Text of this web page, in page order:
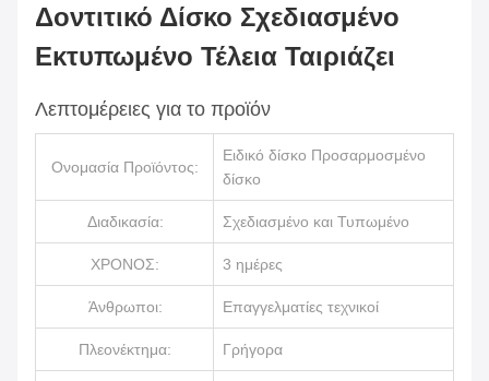
Δοντιτικό Δίσκο Σχεδιασμένο
Εκτυπωμένο Τέλεια Ταιριάζει
Λεπτομέρειες για το προϊόν
Ονομασία Προϊόντος:
Ειδικό δίσκο Προσαρμοσμένο
δίσκο
Διαδικασία: Σχεδιασμένο και Τυπωμένο
ΧΡΟΝΟΣ: 3 ημέρες
Άνθρωποι: Επαγγελματίες τεχνικοί
Πλεονέκτημα: Γρήγορα